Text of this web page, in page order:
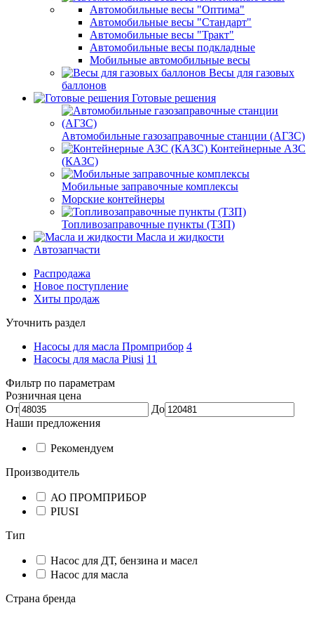
Автомобильные весы "Оптима"
Автомобильные весы "Стандарт"
Автомобильные весы "Тракт"
Автомобильные весы подкладные
Мобильные автомобильные весы
Весы для газовых
баллонов
Готовые решения
Автомобильные газозаправочные станции (АГЗС)
Контейнерные АЗС
(КАЗС)
Мобильные заправочные комплексы
Морские контейнеры
Топливозаправочные пункты (ТЗП)
Масла и жидкости
Автозапчасти
Распродажа
Новое поступление
Хиты продаж
Уточнить раздел
Насосы для масла Промприбор 4
Насосы для масла Piusi 11
Фильтр по параметрам
Розничная цена
От
До
Наши предложения
Рекомендуем
Производитель
АО ПРОМПРИБОР
PIUSI
Тип
Насос для ДТ, бензина и масел
Насос для масла
Страна бренда